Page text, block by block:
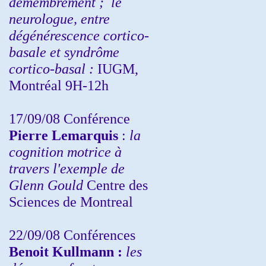
neurologue, entre
dégénérescence cortico-
basale et syndrôme
cortico-basal : IUGM,
Montréal 9H-12h
17/09/08 Conférence
Pierre Lemarquis : la
cognition motrice à
travers l'exemple de
Glenn Gould Centre des
Sciences de Montreal
22/09/08 Conférences
Benoit Kullmann : les